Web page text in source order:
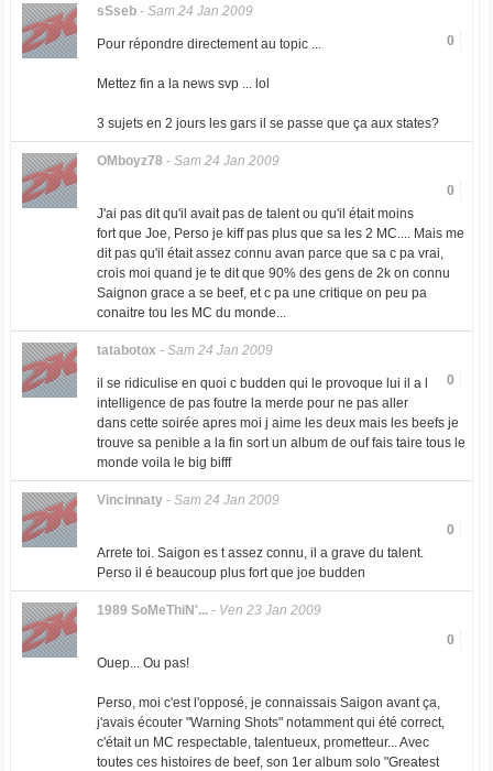
sSseb- Sam 24 Jan 2009
0
Pour répondre directement au topic ...
Mettez fin a la news svp ... lol
3 sujets en 2 jours les gars il se passe que ça aux states?
OMboyz78 - Sam 24 Jan 2009
0
J'ai pas dit qu'il avait pas de talent ou qu'il était moins
fort que Joe, Perso je kiff pas plus que sa les 2 MC.... Mais me
dit pas qu'il était assez connu avan parce que sa c pa vrai,
crois moi quand je te dit que 90% des gens de 2k on connu
Saignon grace a se beef, et c pa une critique on peu pa
conaitre tou les MC du monde...
tatabotox - Sam 24 Jan 2009
0
il se ridiculise en quoi c budden qui le provoque lui il a l
intelligence de pas foutre la merde pour ne pas aller
dans cette soirée apres moi j aime les deux mais les beefs je
trouve sa penible a la fin sort un album de ouf fais taire tous le
monde voila le big bifff
Vincinnaty- Sam 24 Jan 2009
0
Arrete toi. Saigon es t assez connu, il a grave du talent.
Perso il é beaucoup plus fort que joe budden
1989 SoMeThiN'...- Ven 23 Jan 2009
0
Ouep... Ou pas!
Perso, moi c'est l'opposé, je connaissais Saigon avant ça,
j'avais écouter "Warning Shots" notamment qui été correct,
c'était un MC respectable, talentueux, prometteur... Avec
toutes ces histoires de beef, son 1er album solo "Greatest